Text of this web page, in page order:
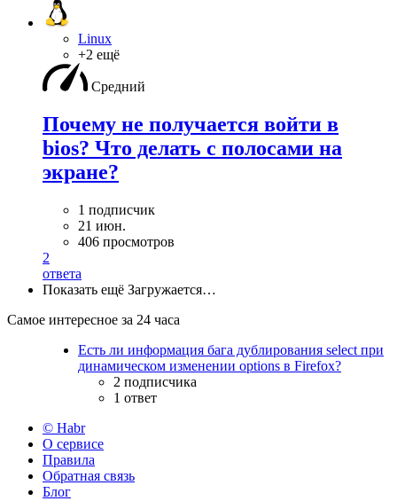
Linux
+2 ещё
Средний
Почему не получается войти в
bios? Что делать с полосами на
экране?
1 подписчик
21 июн.
406 просмотров
2
ответа
Показать ещё Загружается…
Самое интересное за 24 часа
Есть ли информация бага дублирования select при
динамическом изменении options в Firefox?
2 подписчика
1 ответ
© Habr
О сервисе
Правила
Обратная связь
Блог